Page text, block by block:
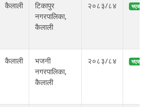
कैलाली
टिकापुर
नगरपालिका,
कैलाली
२०८३/८४ भएको
कैलाली
भजनी
नगरपालिका,
कैलाली
२०८३/८४ भएको